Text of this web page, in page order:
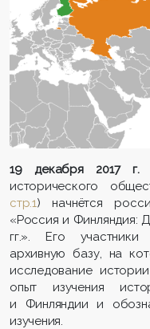
19 декабря 2017 г.
исторического
стр.1) начнётся
«Россия и Финляндия:
гг.». Его участники
архивную базу, на
исследование
опыт изучения
и Финляндии и
изучения.